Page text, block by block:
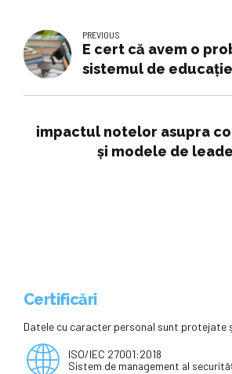
PREVIOUS
E cert că avem o
sistemul de
pentru ca ele să fie
Cine nu este în pas
impactul notelor asupra
și modele de
Certificări
Datele cu caracter personal sunt protejate
ISO/IEC 27001:2018
Sistem de management al